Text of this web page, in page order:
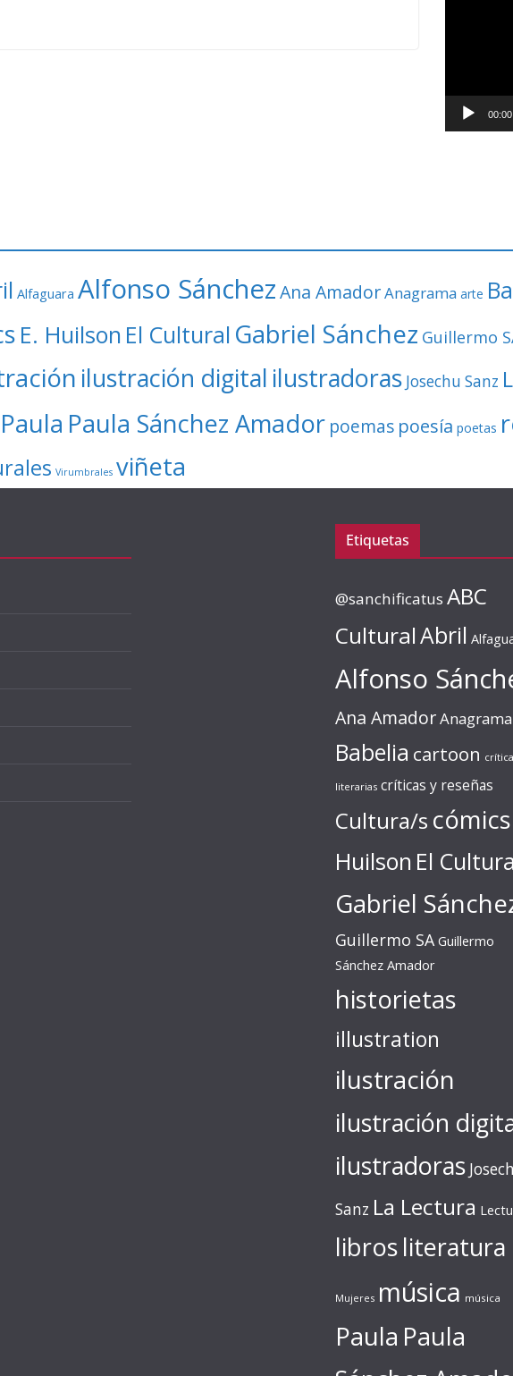
c
í
e
00:00
Alfaguara Alfonso SánchezAna AmadorAnagrama arte
E. Huilson El Cultural Gabriel Sánchez Guillermo
ilustración digital ilustradoras Josechu Sanz
Paula Paula Sánchez Amador poemas poesía poetas
Virumbrales viñeta
Etiquetas
@sanchificatus ABC
CulturalAbril
Alfonso
Ana AmadorAnagrama
Babelia cartoon
literarias críticas y reseñas
Cultura/s cómics
Huilson El
Gabriel
Guillermo SA Guillermo
Sánchez Amador
historietas
illustration
ilustración
ilustración
ilustradoras
Sanz La Lectura
librosliteratura
Mujeres música música
Paula Paula